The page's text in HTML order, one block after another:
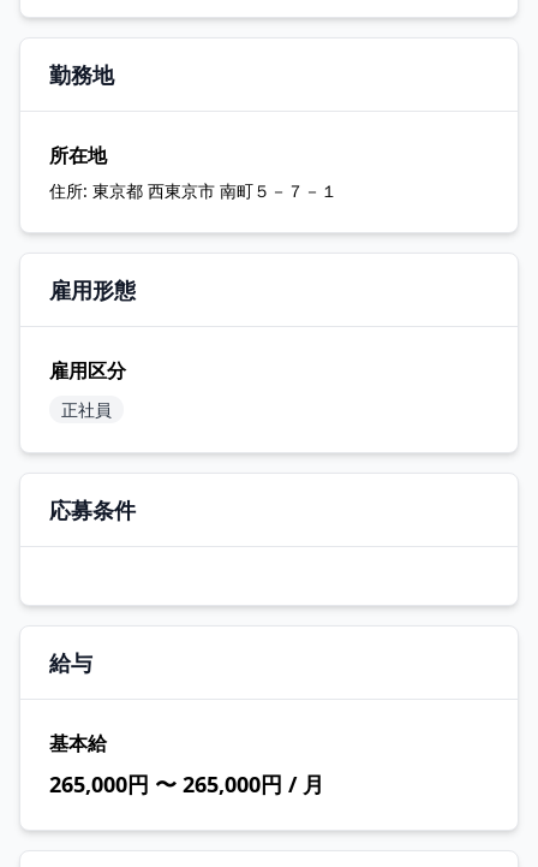
勤務地
所在地
住所: 東京都 西東京市 南町５－７－１
雇用形態
雇用区分
正社員
応募条件
給与
基本給
265,000円 〜 265,000円 / 月